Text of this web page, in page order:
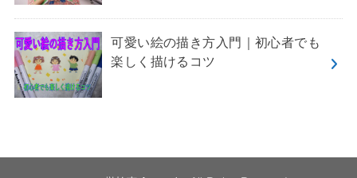
可愛い絵の描き方入門｜初心者でも
楽しく描けるコツ